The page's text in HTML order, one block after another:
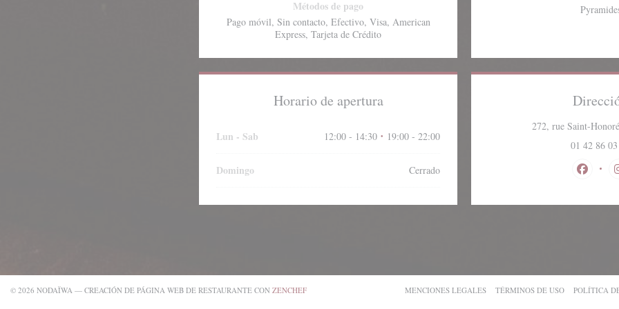
Métodos de pago
Pago móvil, Sin contacto, Efectivo, Visa, American
Express, Tarjeta de Crédito
Horario de apertura
Lun - Sab 12:00 - 14:30 • 19:00 - 22:00
Domingo Cerrado
272, rue Saint-
01 42 86
© 2026 NODAÏWA — CREACIÓN DE PÁGINA WEB DE RESTAURANTE CON ZENCHEF((ABRE EN UNA NUEVA VENTANA))MENCIONES LEGALES((ABRE EN UNA NUEVA VENTANA))
TÉRMINOS DE USO((ABRE EN
POLÍTICA